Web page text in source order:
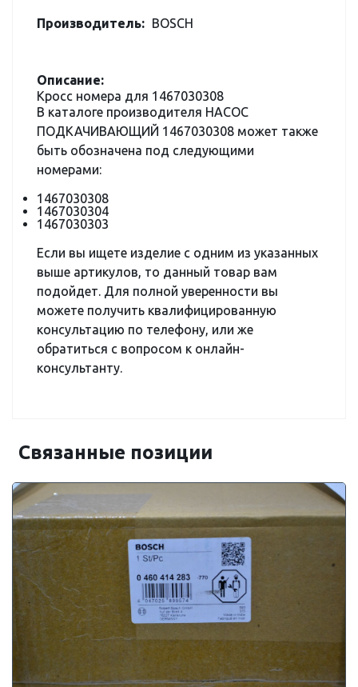
Производитель: BOSCH
Описание:
Кросс номера для 1467030308
В каталоге производителя НАСОС
ПОДКАЧИВАЮЩИЙ 1467030308 может также
быть обозначена под следующими
номерами:
1467030308
1467030304
1467030303
Если вы ищете изделие с одним из указанных
выше артикулов, то данный товар вам
подойдет. Для полной уверенности вы
можете получить квалифицированную
консультацию по телефону, или же
обратиться с вопросом к онлайн-
консультанту.
Связанные позиции